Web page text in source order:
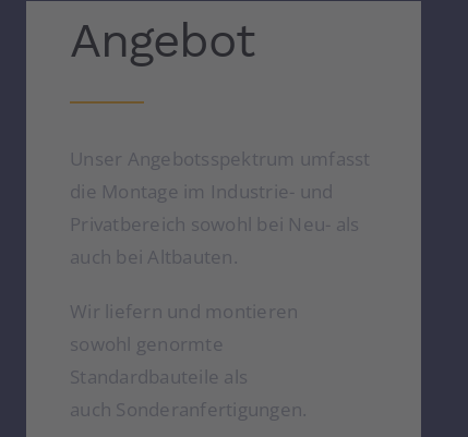
Angebot
Unser Angebotsspektrum umfasst
die Montage im Industrie- und
Privatbereich sowohl bei Neu- als
auch bei Altbauten.
Wir liefern und montieren
sowohl genormte
Standardbauteile als
auch Sonderanfertigungen.